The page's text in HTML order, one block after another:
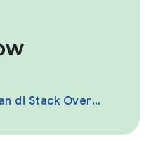
Stack Overflow